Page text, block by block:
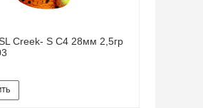
Creek- S C4 28мм 2,5гр